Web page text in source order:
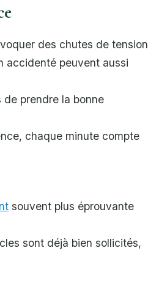
des chutes de tension
accidenté peuvent aussi
de prendre la bonne
chaque minute compte
souvent plus éprouvante
sont déjà bien sollicités,